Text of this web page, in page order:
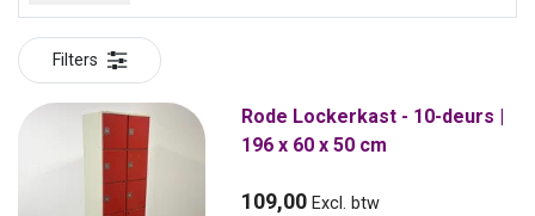
Filters
Rode Lockerkast - 10-deurs |
196 x 60 x 50 cm
109,00 Excl. btw